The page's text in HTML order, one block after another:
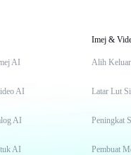
AI
AI
AI
AI
Imej &
Alih
Latar Lut
Peningkat
Pembuat